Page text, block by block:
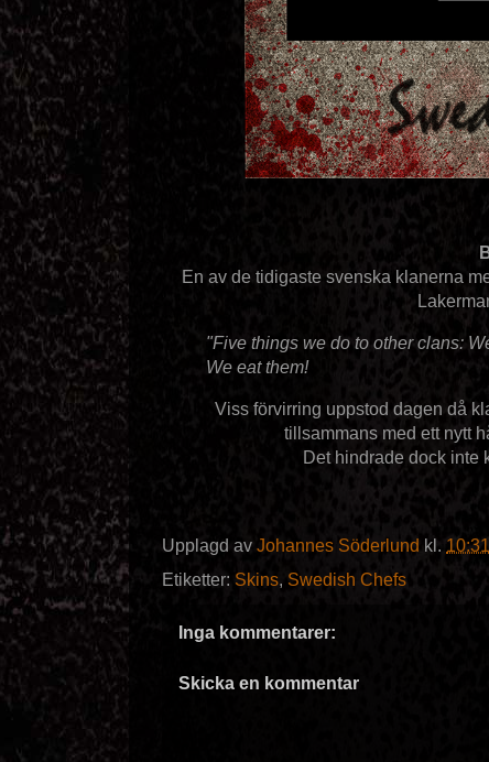
En av de tidigaste svenska klanerna
"Five things we do to other clans:
We eat them!
Viss förvirring uppstod dagen då
tillsammans med ett nytt
Det hindrade dock inte
Upplagd av Johannes Söderlund kl. 10:31
Etiketter: Skins, Swedish Chefs
Inga kommentarer:
Skicka en kommentar